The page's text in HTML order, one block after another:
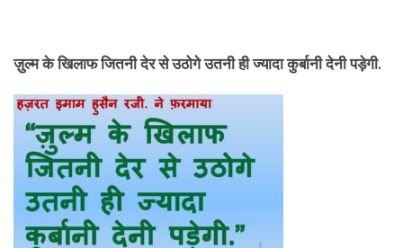
ज़ुल्म के खिलाफ जितनी देर से उठोगे उतनी ही ज्यादा कुर्बानी देनी पड़ेगी.